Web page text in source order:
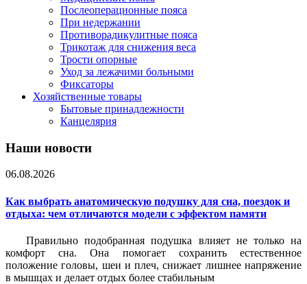
Послеоперационные пояса
При недержании
Противорадикулитные пояса
Трикотаж для снижения веса
Трости опорные
Уход за лежачими больными
Фиксаторы
Хозяйственные товары
Бытовые принадлежности
Канцелярия
Наши новости
06.08.2026
Как выбрать анатомическую подушку для сна, поездок и
отдыха: чем отличаются модели с эффектом памяти
Правильно подобранная подушка влияет не только на
комфорт сна. Она помогает сохранить естественное
положение головы, шеи и плеч, снижает лишнее напряжение
в мышцах и делает отдых более стабильным